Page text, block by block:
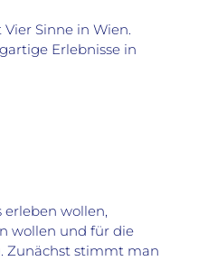
Sinne in Wien.
Erlebnisse in
wollen,
wollen und für die
Zunächst stimmt man